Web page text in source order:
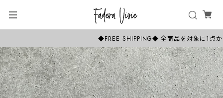
◆FREE SHIPPING◆ 全商品を対象に1点か